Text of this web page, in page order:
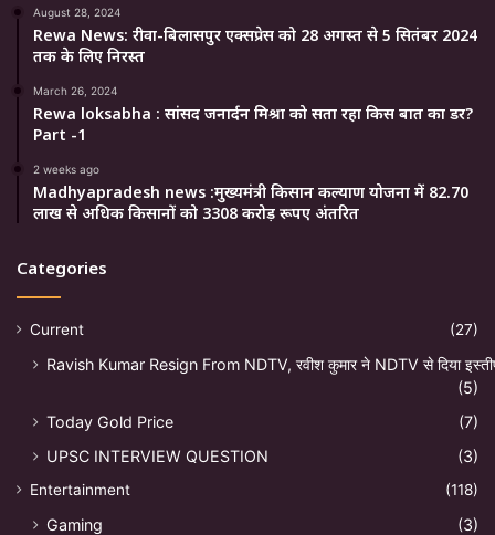
August 28, 2024
Rewa News: रीवा-बिलासपुर एक्सप्रेस को 28 अगस्त से 5 सितंबर 2024
तक के लिए निरस्त
March 26, 2024
Rewa loksabha : सांसद जनार्दन मिश्रा को सता रहा किस बात का डर?
Part -1
2 weeks ago
Madhyapradesh news :मुख्यमंत्री किसान कल्याण योजना में 82.70
लाख से अधिक किसानों को 3308 करोड़ रूपए अंतरित
Categories
Current (27)
Ravish Kumar Resign From NDTV, रवीश कुमार ने NDTV से दिया
(5)
Today Gold Price
(7)
UPSC INTERVIEW QUESTION
(3)
Entertainment (118)
Gaming
(3)